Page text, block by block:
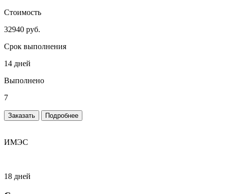
Стоимость
32940 руб.
Срок выполнения
14 дней
Выполнено
7
Заказать Подробнее
ИМЭС
18 дней